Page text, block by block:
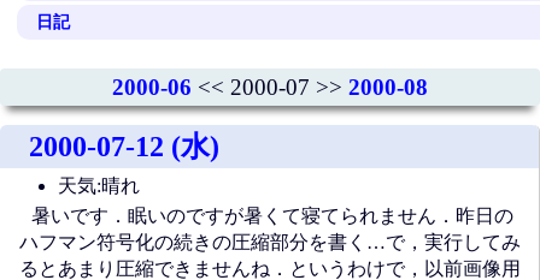
日記
2000-06 << 2000-07 >> 2000-08
2000-07-12 (水)
天気:晴れ
暑いです．眠いのですが暑くて寝てられません．昨日の
ハフマン符号化の続きの圧縮部分を書く…で，実行してみ
るとあまり圧縮できませんね．というわけで，以前画像用